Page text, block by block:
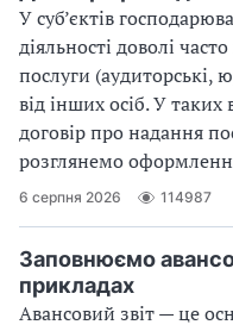
У суб’єктів
діяльності доволі
послуги (аудиторські,
від інших осіб. У
договір про надання
розглянемо
6 серпня 2026 114987
Заповнюємо
прикладах
Авансовий звіт — це